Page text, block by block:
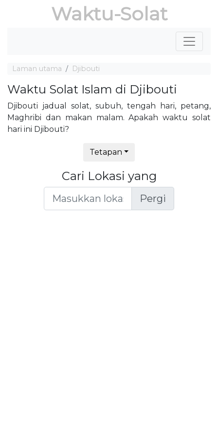
Waktu-Solat
Laman utama Djibouti
Waktu Solat Islam di Djibouti
Djibouti jadual solat, subuh, tengah hari, petang,
Maghribi dan makan malam. Apakah waktu solat
hari ini Djibouti?
Tetapan
Cari Lokasi yang
Pergi